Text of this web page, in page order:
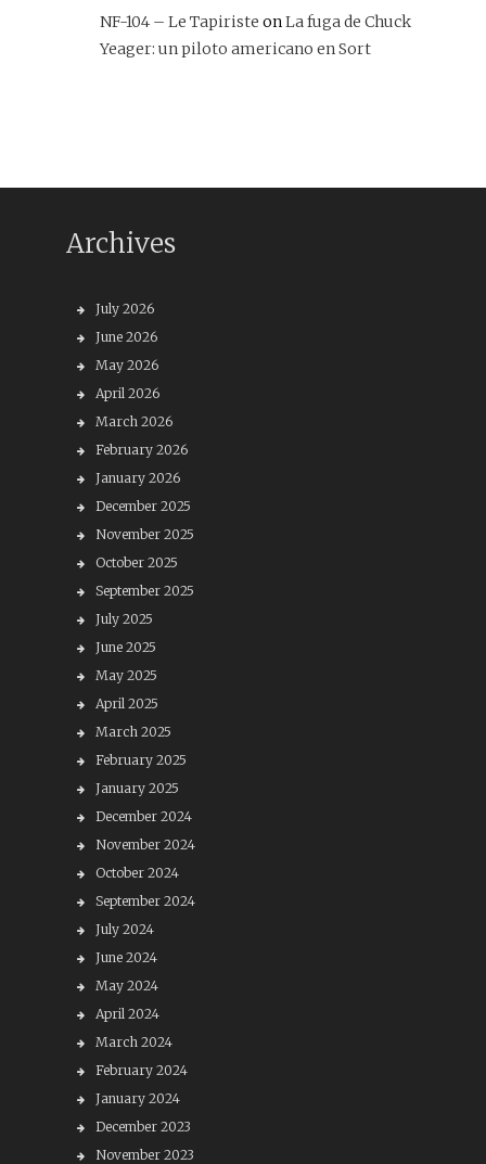
NF-104 – Le Tapiriste onLa fuga de Chuck
Yeager: un piloto americano en Sort
Archives
July 2026
June 2026
May 2026
April 2026
March 2026
February 2026
January 2026
December 2025
November 2025
October 2025
September 2025
July 2025
June 2025
May 2025
April 2025
March 2025
February 2025
January 2025
December 2024
November 2024
October 2024
September 2024
July 2024
June 2024
May 2024
April 2024
March 2024
February 2024
January 2024
December 2023
November 2023